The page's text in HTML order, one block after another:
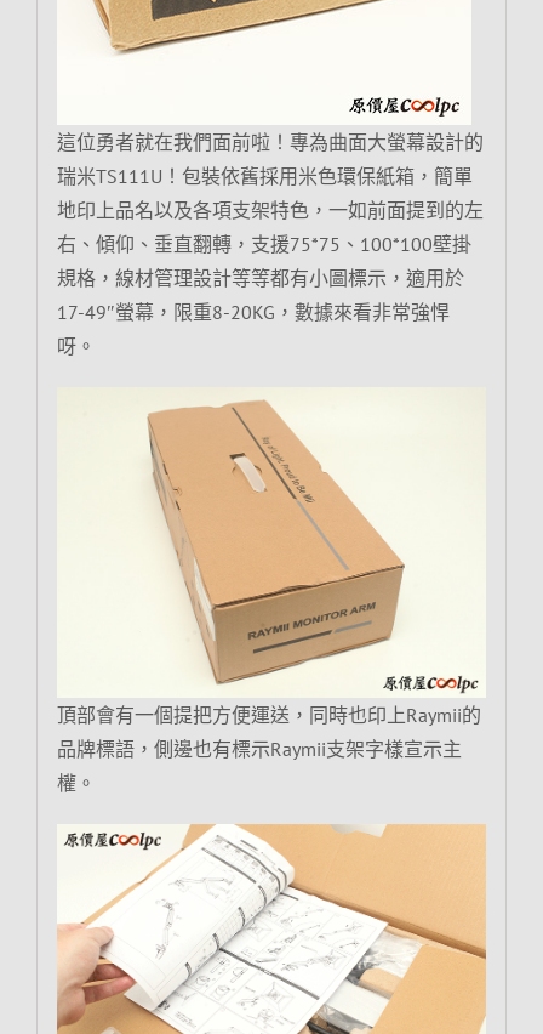
這位勇者就在我們面前啦！專為曲面大螢幕設計的
瑞米TS111U！包裝依舊採用米色環保紙箱，簡單
地印上品名以及各項支架特色，一如前面提到的左
右、傾仰、垂直翻轉，支援75*75、100*100壁掛
規格，線材管理設計等等都有小圖標示，適用於
17-49″螢幕，限重8-20KG，數據來看非常強悍
呀。
頂部會有一個提把方便運送，同時也印上Raymii的
品牌標語，側邊也有標示Raymii支架字樣宣示主
權。